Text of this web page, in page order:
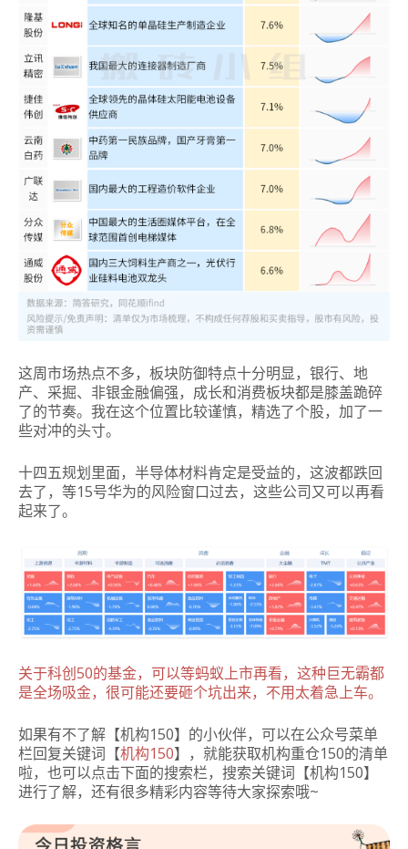
这周市场热点不多， 板块防御特点十分明显，银行、地
产、采掘、非银金融偏强， 成长和消费板块都是膝盖跪碎
了的节奏。 我在这个位置比较谨慎，精选了个股，加了一
些对冲的头寸。
十四五规划里面，半导体材料肯定是受益的，这波都跌回
去了，等15号华为的风险窗口过去，这些公司又可以再看
起来了。
关于科创50的基金，可以等蚂蚁上市再看，这种巨无霸都
是全场吸金，很可能还要砸个坑出来，不用太着急上车。
如果有不了解【机构150】的小伙伴，可以在公众号菜单
栏回复关键词【机构150】，就能获取机构重仓150的清单
啦，也可以点击下面的搜索栏，搜索关键词【机构150】
进行了解，还有很多精彩内容等待大家探索哦~